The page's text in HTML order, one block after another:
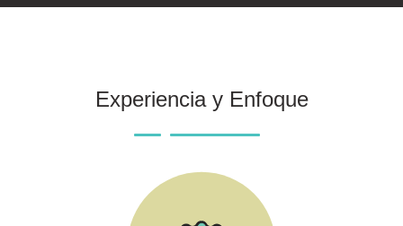
Experiencia y Enfoque